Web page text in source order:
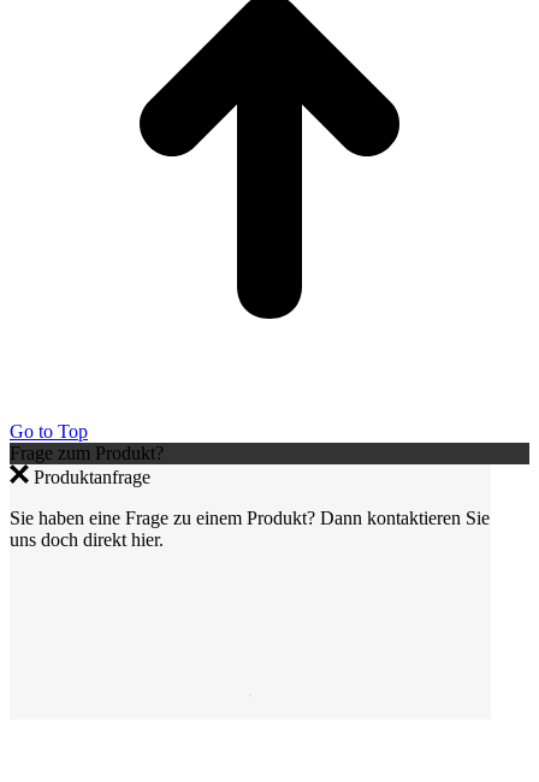
Go to Top
Frage zum Produkt?
Produktanfrage
Sie haben eine Frage zu einem Produkt? Dann kontaktieren Sie
uns doch direkt hier.